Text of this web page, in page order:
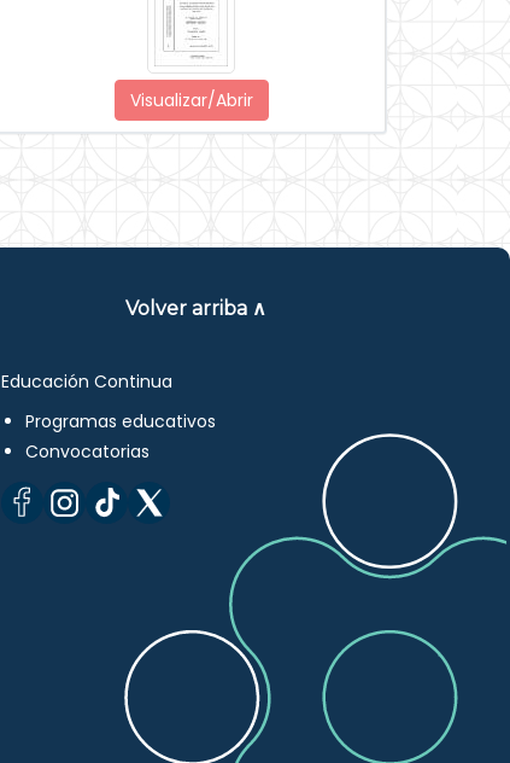
Visualizar/Abrir
Volver arriba ∧
Educación Continua
Programas educativos
Convocatorias